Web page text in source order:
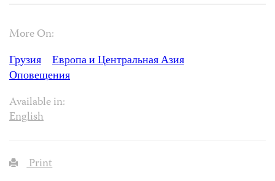
More On:
Грузия
Европа и Центральная Азия
Оповещения
Available in:
English
Print